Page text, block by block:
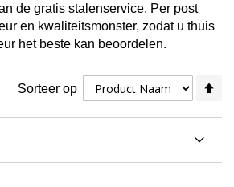
de gratis stalenservice. Per post
en kwaliteitsmonster, zodat u thuis
het beste kan beoordelen.
Sorteer op